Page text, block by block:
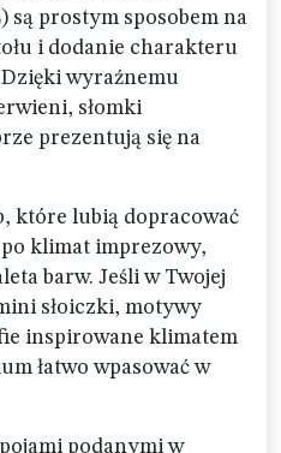
są prostym sposobem na
i dodanie charakteru
wyraźnemu
słomki
prezentują się na
które lubią dopracować
klimat imprezowy,
barw. Jeśli w Twojej
słoiczki, motywy
inspirowane klimatem
łatwo wpasować w
podanymi w